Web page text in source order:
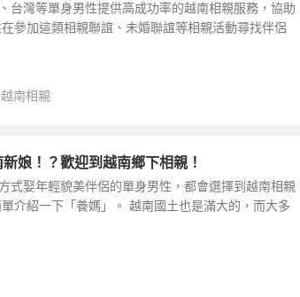
台灣等單身男性提供高成功率的越南相親服務，協助
參加這類相親聯誼、未婚聯誼等相親活動尋找伴侶
越南相親
娘！？歡迎到越南鄉下相親！
式娶年輕貌美伴侶的單身男性，都會選擇到越南相親
介紹一下「養媽」。 越南國土也是滿大的，而大多